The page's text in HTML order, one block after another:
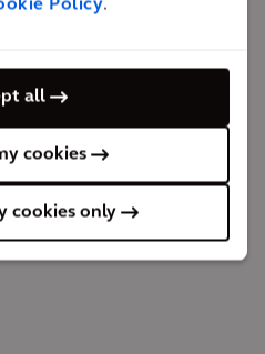
Policy.
all
cookies
cookies only
年实现气候中和奠定了基
实，我们要考虑供热需求和
在未来将如何演变。通过利
供热网络增强了能源安全并
集中供热网络成为其他城市